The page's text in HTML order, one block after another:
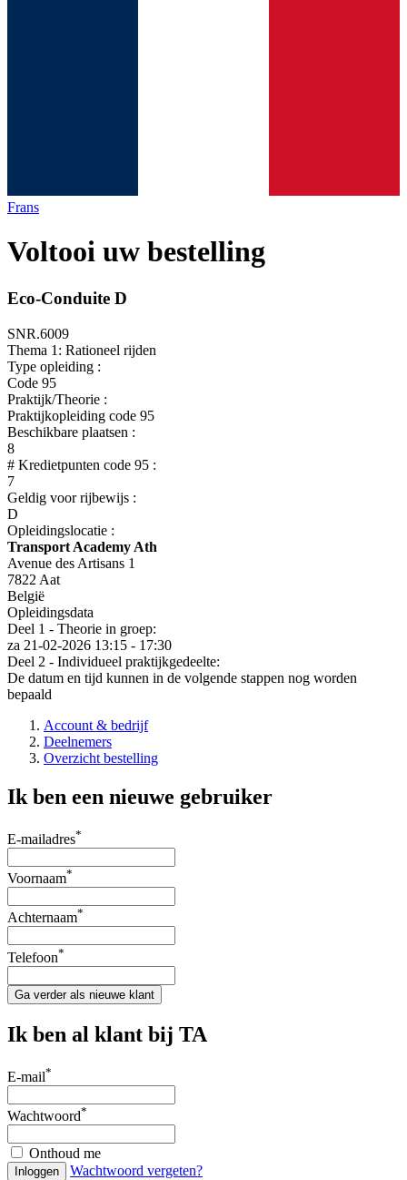
Frans
Voltooi uw bestelling
Eco-Conduite D
SNR.6009
Thema 1: Rationeel rijden
Type opleiding :
Code 95
Praktijk/Theorie :
Praktijkopleiding code 95
Beschikbare plaatsen :
8
# Kredietpunten code 95 :
7
Geldig voor rijbewijs :
D
Opleidingslocatie :
Transport Academy Ath
Avenue des Artisans 1
7822 Aat
België
Opleidingsdata
Deel 1 - Theorie in groep:
za 21-02-2026 13:15 - 17:30
Deel 2 - Individueel praktijkgedeelte:
De datum en tijd kunnen in de volgende stappen nog worden
bepaald
Account & bedrijf
Deelnemers
Overzicht bestelling
Ik ben een nieuwe gebruiker
E-mailadres*
Voornaam*
Achternaam*
Telefoon*
Ga verder als nieuwe klant
Ik ben al klant bij TA
E-mail*
Wachtwoord*
Onthoud me
Inloggen Wachtwoord vergeten?